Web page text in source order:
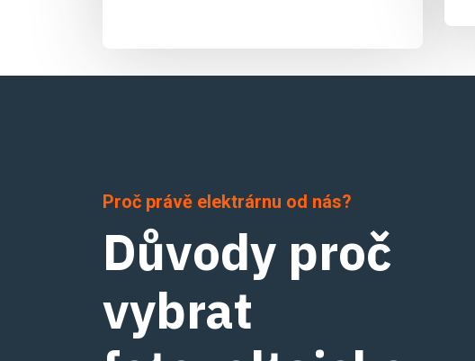
Proč právě elektrárnu od nás?
Důvody proč
vybrat